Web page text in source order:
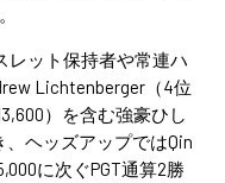
レット保持者や常連ハ
Lichtenberger（4位
）を含む強豪ひし
ヘッズアップではQin
に次ぐPGT通算2勝